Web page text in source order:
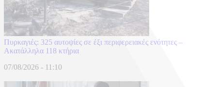
Πυρκαγιές: 325 αυτοψίες σε έξι περιφερειακές ενότητες –
Ακατάλληλα 118 κτήρια
07/08/2026 - 11:10